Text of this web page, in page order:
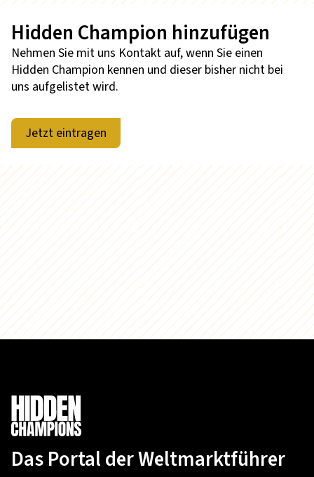
Hidden Champion hinzufügen
Nehmen Sie mit uns Kontakt auf, wenn Sie einen
Hidden Champion kennen und dieser bisher nicht bei
uns aufgelistet wird.
Jetzt eintragen
Das Portal der Weltmarktführer